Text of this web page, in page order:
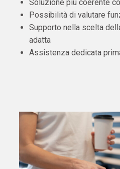
Soluzione più coerente
Possibilità di valutare
Supporto nella scelta
adatta
Assistenza dedicata